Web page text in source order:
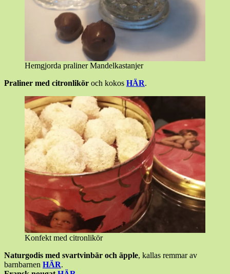
Hemgjorda praliner Mandelkastanjer
Praliner med citronlikör och kokos HÄR.
Konfekt med citronlikör
Naturgodis med svartvinbär och äpple, kallas remmar av
barnbarnen HÄR.